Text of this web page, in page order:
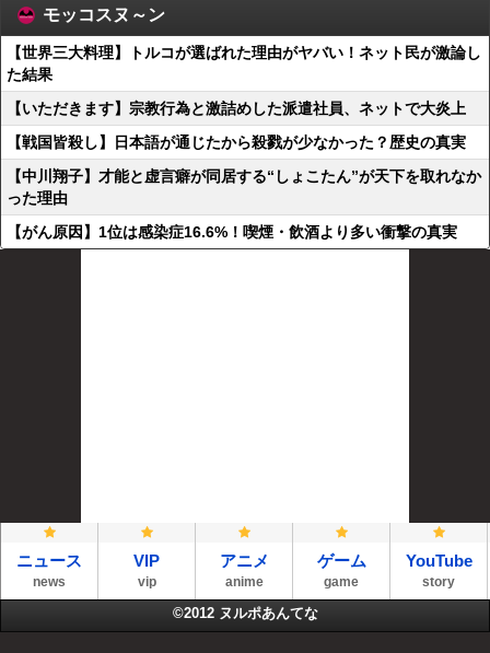
モッコスヌ～ン
【世界三大料理】トルコが選ばれた理由がヤバい！ネット民が激論し
た結果
【いただきます】宗教行為と激詰めした派遣社員、ネットで大炎上
【戦国皆殺し】日本語が通じたから殺戮が少なかった？歴史の真実
【中川翔子】才能と虚言癖が同居する“しょこたん”が天下を取れなか
った理由
【がん原因】1位は感染症16.6%！喫煙・飲酒より多い衝撃の真実
ニュース
news
VIP
vip
アニメ
anime
ゲーム
game
YouTube
story
©2012 ヌルポあんてな